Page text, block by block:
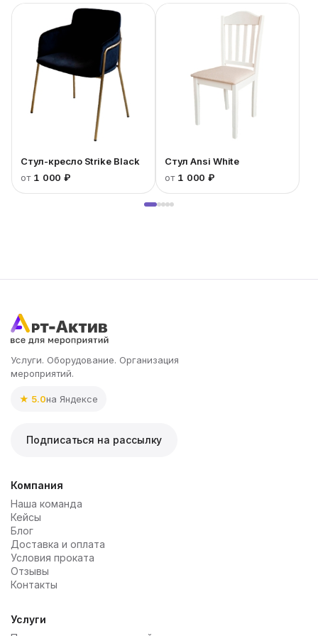
Стул-кресло Strike Black
от 1 000 ₽
Стул Ansi White
от 1 000 ₽
Услуги. Оборудование. Организация
мероприятий.
★ 5.0на Яндексе
Подписаться на рассылку
Компания
Наша команда
Кейсы
Блог
Доставка и оплата
Условия проката
Отзывы
Контакты
Услуги